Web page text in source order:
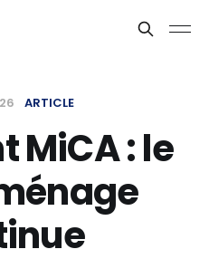
ARTICLE
MiCA : le